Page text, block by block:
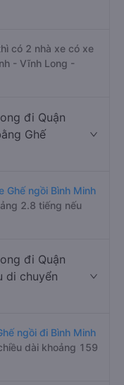
có 2 nhà xe có xe
- Vĩnh Long -
đi Quận
Ghế
Ghế ngồi Bình Minh
2.8 tiếng nếu
đi Quận
di chuyển
ngồi đi Bình Minh
dài khoảng 159